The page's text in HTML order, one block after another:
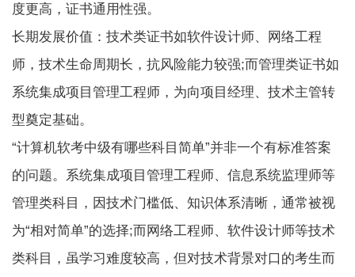
度更高，证书通用性强。
长期发展价值：技术类证书如软件设计师、网络工程
师，技术生命周期长，抗风险能力较强;而管理类证书如
系统集成项目管理工程师，为向项目经理、技术主管转
型奠定基础。
“计算机软考中级有哪些科目简单”并非一个有标准答案
的问题。系统集成项目管理工程师、信息系统监理师等
管理类科目，因技术门槛低、知识体系清晰，通常被视
为“相对简单”的选择;而网络工程师、软件设计师等技术
类科目，虽学习难度较高，但对技术背景对口的考生而